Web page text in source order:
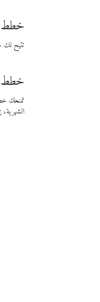
خطط
تتيح لك خطة الـ 30 يوماً للاتصال إجراء مكالمات دولية إلى
خطط
تمنحك
الشهرية،